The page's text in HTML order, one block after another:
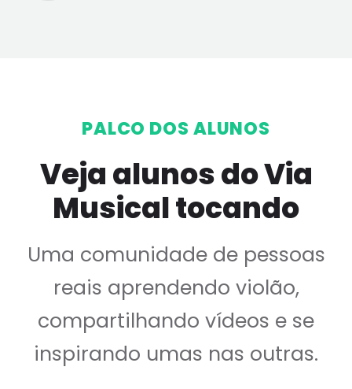
PALCO DOS ALUNOS
Veja alunos do Via
Musical tocando
Uma comunidade de pessoas
reais aprendendo violão,
compartilhando vídeos e se
inspirando umas nas outras.